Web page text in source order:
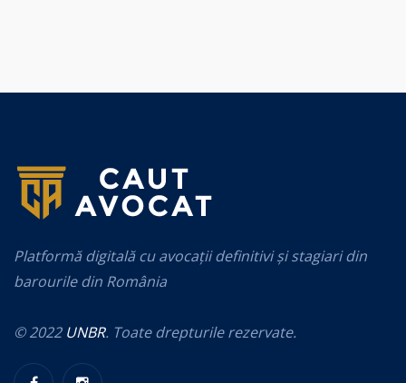
Platformă digitală cu avocații definitivi și stagiari din
barourile din România
© 2022 UNBR. Toate drepturile rezervate.